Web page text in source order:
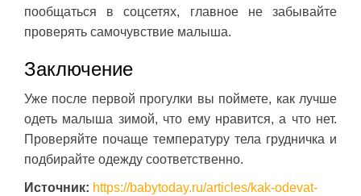
пообщаться в соцсетях, главное не забывайте
проверять самочувствие малыша.
Заключение
Уже после первой прогулки вы поймете, как лучше
одеть малыша зимой, что ему нравится, а что нет.
Проверяйте почаще температуру тела грудничка и
подбирайте одежду соответственно.
Источник: https://babytoday.ru/articles/kak-odevat-